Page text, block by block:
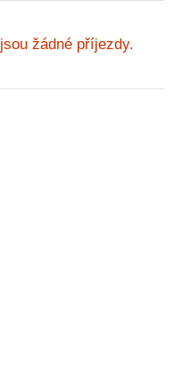
žádné příjezdy.